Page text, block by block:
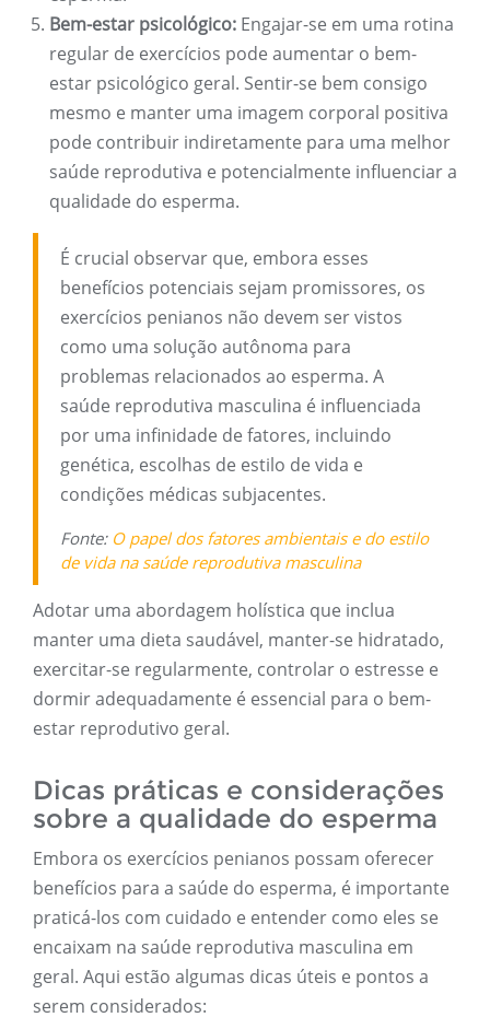
Bem-estar psicológico: Engajar-se em uma rotina
regular de exercícios pode aumentar o bem-
estar psicológico geral. Sentir-se bem consigo
mesmo e manter uma imagem corporal positiva
pode contribuir indiretamente para uma melhor
saúde reprodutiva e potencialmente influenciar a
qualidade do esperma.
É crucial observar que, embora esses
benefícios potenciais sejam promissores, os
exercícios penianos não devem ser vistos
como uma solução autônoma para
problemas relacionados ao esperma. A
saúde reprodutiva masculina é influenciada
por uma infinidade de fatores, incluindo
genética, escolhas de estilo de vida e
condições médicas subjacentes.
Fonte: O papel dos fatores ambientais e do estilo
de vida na saúde reprodutiva masculina
Adotar uma abordagem holística que inclua
manter uma dieta saudável, manter-se hidratado,
exercitar-se regularmente, controlar o estresse e
dormir adequadamente é essencial para o bem-
estar reprodutivo geral.
Dicas práticas e considerações
sobre a qualidade do esperma
Embora os exercícios penianos possam oferecer
benefícios para a saúde do esperma, é importante
praticá-los com cuidado e entender como eles se
encaixam na saúde reprodutiva masculina em
geral. Aqui estão algumas dicas úteis e pontos a
serem considerados: